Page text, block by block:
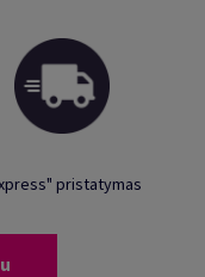
pristatymas